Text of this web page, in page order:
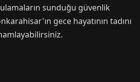
sunduğu güvenlik
gece hayatının tadını